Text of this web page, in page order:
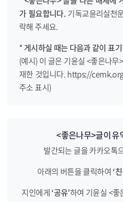
가 필요합니다.기독교윤리실천
락해 주세요.
* 게시하실 때는 다음과 같이 표
(예시) 이 글은 기윤실 <좋은나무
재한 것입니다. https://
주소 표시)
<좋은나무>글이 유
발간되는 글을 카카오톡
아래의 버튼을 클릭하여 ‘
지인에게 ‘공유’하여 기윤실 <좋